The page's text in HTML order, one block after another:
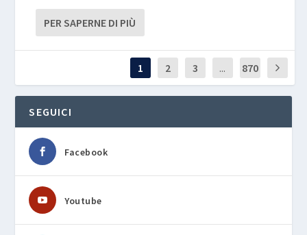
PER SAPERNE DI PIÙ
1 2 3 ... 870
SEGUICI
Facebook
Youtube